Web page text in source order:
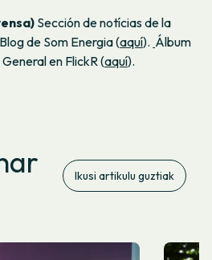
Sección de notícias de la
de Som Energia (aquí). Álbum
en FlickR (aquí).
Ikusi artikulu guztiak